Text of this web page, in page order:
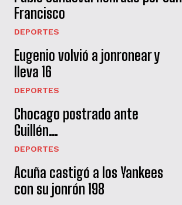
Francisco
DEPORTES
Eugenio volvió a jonronear y
lleva 16
DEPORTES
Chocago postrado ante
Guillén…
DEPORTES
Acuña castigó a los Yankees
con su jonrón 198